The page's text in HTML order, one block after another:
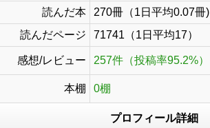
読んだ本
270冊（1日平均0.07冊)
読んだページ
71741（1日平均17）
感想/レビュー 257件（投稿率95.2%）
本棚 0棚
プロフィール詳細